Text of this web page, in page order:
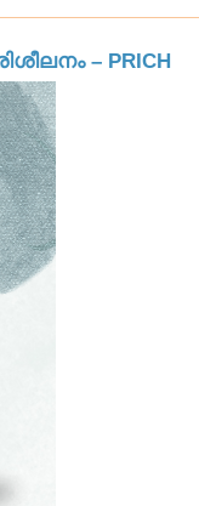
– PRICH